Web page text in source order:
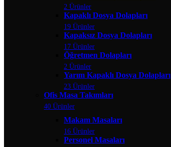
2 Ürünler
Kapaklı Dosya Dolapları
19 Ürünler
Kapaksız Dosya Dolapları
17 Ürünler
Öğretmen Dolapları
2 Ürünler
Yarım Kapaklı Dosya Dolapları
23 Ürünler
Ofis Masa Takımları
40 Ürünler
Makam Masaları
16 Ürünler
Personel Masaları